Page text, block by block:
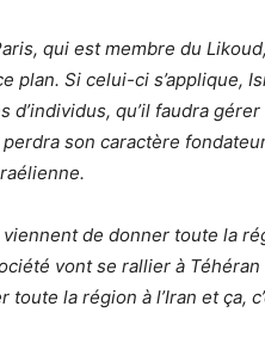
qui est membre du
plan. Si celui-ci s’applique,
d’individus, qu’il faudra
son caractère
de donner toute la
vont se rallier à
la région à l’Iran et ça,